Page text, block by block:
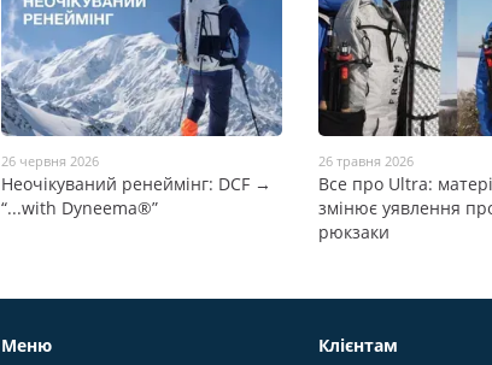
26 червня 2026
Неочікуваний ренеймінг: DCF →
“...with Dyneema®”
26 травня 2026
Все про Ultra:
змінює уявлення
рюкзаки
Меню Клієнтам